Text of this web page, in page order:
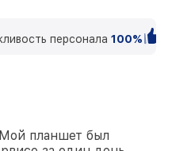
персонала 100%
планшет был